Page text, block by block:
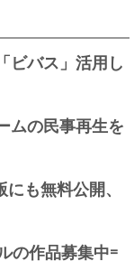
ビバス」活用し
ムの民事再生を
も無料公開、
の作品募集中=